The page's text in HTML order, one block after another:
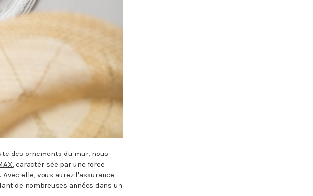
des ornements du mur, nous
, caractérisée par une force
elle, vous aurez l'assurance
de nombreuses années dans un